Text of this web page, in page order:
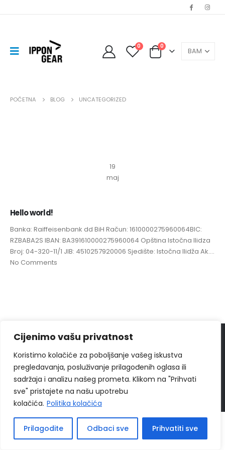
Cijenimo vašu privatnost
Koristimo kolačiće za poboljšanje vašeg iskustva
pregledavanja, posluživanje prilagođenih oglasa ili
sadržaja i analizu našeg prometa. Klikom na "Prihvati
sve" pristajete na našu upotrebu
kolačića. Politika kolačića
Prilagodite Odbaci sve Prihvatiti sve
0 0
POČETNA BLOG UNCATEGORIZED
19
maj
Hello world!
Banka: Raiffeisenbank dd BiH Račun: 1610000275960064BIC:
RZBABA2S IBAN: BA391610000275960064 Opština Istočna Ilidza
Broj: 04-320-11/1 JIB: 4510257920006 Sjedište: Istočna Ilidža Ak....
No Comments
Ippon Shop BiH
Web Design "CanaC.ba"
Politika Privatnosti